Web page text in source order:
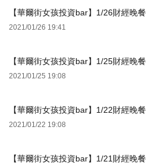
【華爾街女孩投資bar】1/26財經晚餐
2021/01/26 19:41
【華爾街女孩投資bar】1/25財經晚餐
2021/01/25 19:08
【華爾街女孩投資bar】1/22財經晚餐
2021/01/22 19:08
【華爾街女孩投資bar】1/21財經晚餐